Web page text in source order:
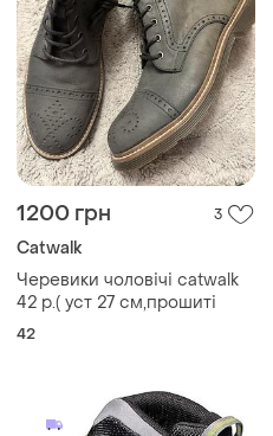
1200 грн 3
Catwalk
Черевики чоловічі catwalk
42 р.( уст 27 см,прошиті
42